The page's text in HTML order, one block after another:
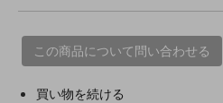
この商品について問い合わせる
買い物を続ける